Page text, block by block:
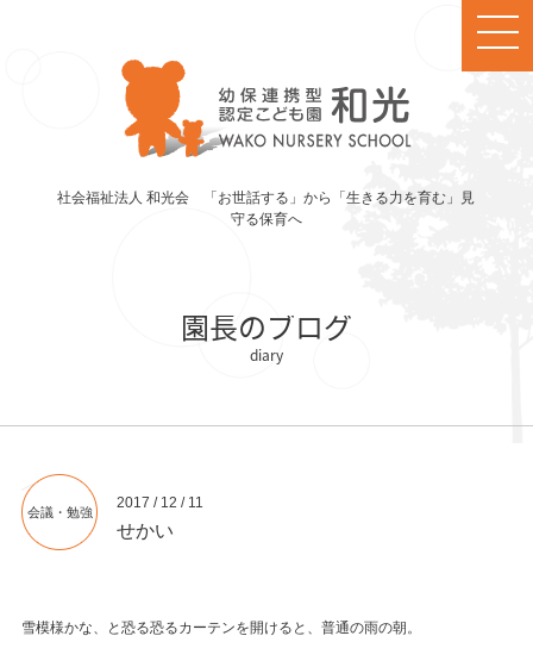
社会福祉法人 和光会 「お世話する」から「生きる力を育む」見
守る保育へ
園長のブログ
会議・勉強
2017 / 12 / 11
せかい
雪模様かな、と恐る恐るカーテンを開けると、普通の雨の朝。